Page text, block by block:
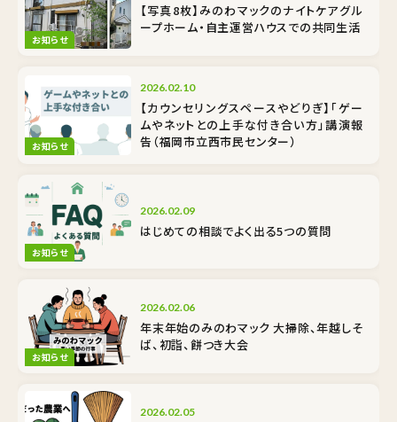
お知らせ
【写真8枚】みのわマックのナイトケア――グル
ープホーム・自主運営ハウスでの共同生活
お知らせ
2026.02.10
【カウンセリングスペースやどりぎ】「ゲー
ムやネットとの上手な付き合い方」講演報
告（福岡市立西市民センター）
お知らせ
2026.02.09
はじめての相談でよく出る5つの質問
お知らせ
2026.02.06
年末年始のみのわマック 大掃除、年越しそ
ば、初詣、餅つき大会
2026.02.05